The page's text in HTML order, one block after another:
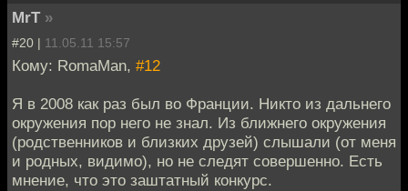
MrT »
#20 | 11.05.11 15:57
Кому: RomaMan, #12
Я в 2008 как раз был во Франции. Никто из дальнего
окружения пор него не знал. Из ближнего окружения
(родственников и близких друзей) слышали (от меня
и родных, видимо), но не следят совершенно. Есть
мнение, что это заштатный конкурс.